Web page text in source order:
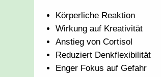
Körperliche Reaktion
Wirkung auf Kreativität
Anstieg von Cortisol
Reduziert Denkflexibilität
Enger Fokus auf Gefahr